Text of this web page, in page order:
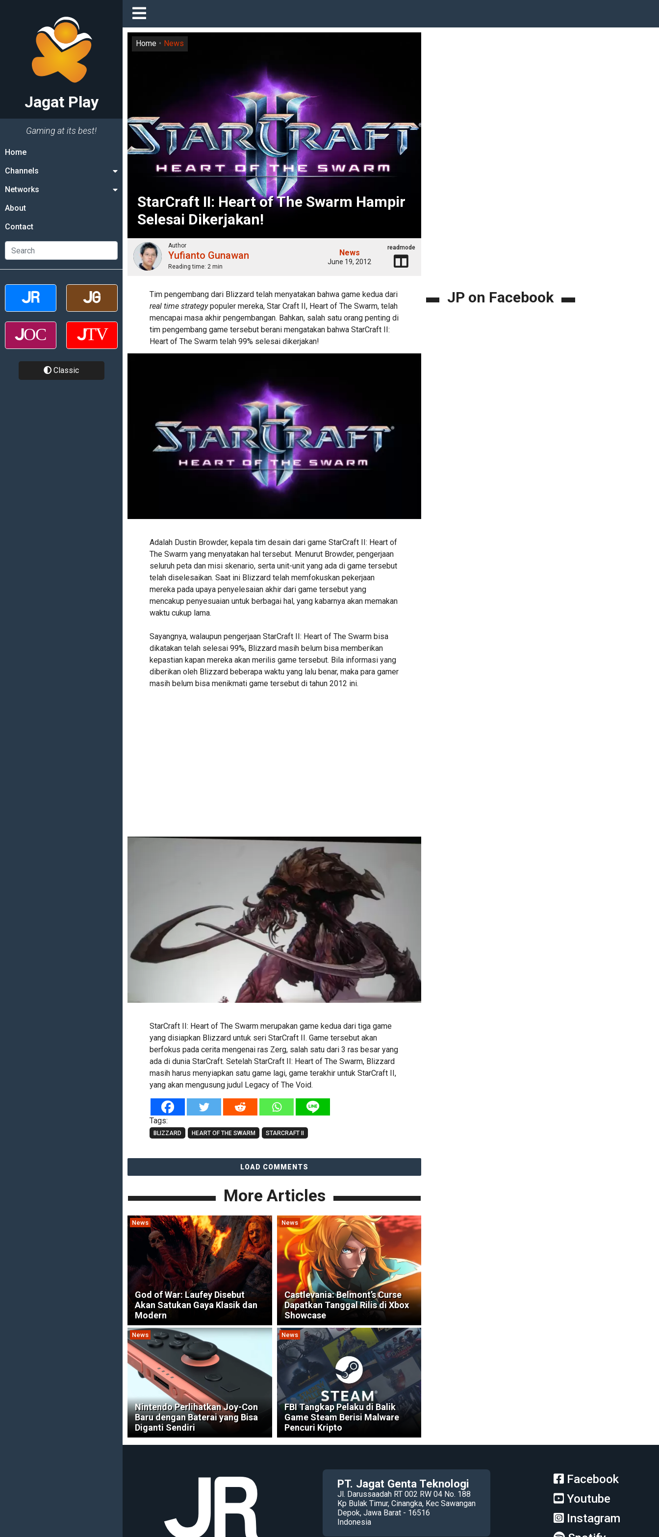
Jagat Play
Gaming at its best!
Home
Channels
Networks
About
Contact
Classic
StarCraft II: Heart of The Swarm Hampir
Selesai Dikerjakan!
Home News
Author
Yufianto Gunawan
Reading time: 2 min
News
June 19, 2012
readmode
Tim pengembang dari Blizzard telah menyatakan bahwa game kedua dari
real time strategypopuler mereka, Star Craft II, Heart of The Swarm, telah
mencapai masa akhir pengembangan. Bahkan, salah satu orang penting di
tim pengembang game tersebut berani mengatakan bahwa StarCraft II:
Heart of The Swarm telah 99% selesai dikerjakan!
Adalah Dustin Browder, kepala tim desain dari game StarCraft II: Heart of
The Swarm yang menyatakan hal tersebut. Menurut Browder, pengerjaan
seluruh peta dan misi skenario, serta unit-unit yang ada di game tersebut
telah diselesaikan. Saat ini Blizzard telah memfokuskan pekerjaan
mereka pada upaya penyelesaian akhir dari game tersebut yang
mencakup penyesuaian untuk berbagai hal, yang kabarnya akan memakan
waktu cukup lama.
Sayangnya, walaupun pengerjaan StarCraft II: Heart of The Swarm bisa
dikatakan telah selesai 99%, Blizzard masih belum bisa memberikan
kepastian kapan mereka akan merilis game tersebut. Bila informasi yang
diberikan oleh Blizzard beberapa waktu yang lalu benar, maka para gamer
masih belum bisa menikmati game tersebut di tahun 2012 ini.
StarCraft II: Heart of The Swarm merupakan game kedua dari tiga game
yang disiapkan Blizzard untuk seri StarCraft II. Game tersebut akan
berfokus pada cerita mengenai ras Zerg, salah satu dari 3 ras besar yang
ada di dunia StarCraft. Setelah StarCraft II: Heart of The Swarm, Blizzard
masih harus menyiapkan satu game lagi, game terakhir untuk StarCraft II,
yang akan mengusung judul Legacy of The Void.
Tags:
BLIZZARD HEART OF THE SWARM STARCRAFT II
LOAD COMMENTS
More Articles
News
God of War: Laufey Disebut
Akan Satukan Gaya Klasik dan
Modern
News
Castlevania: Belmont’s Curse
Dapatkan Tanggal Rilis di Xbox
Showcase
News
Nintendo Perlihatkan Joy-Con
Baru dengan Baterai yang Bisa
Diganti Sendiri
News
FBI Tangkap Pelaku di Balik
Game Steam Berisi Malware
Pencuri Kripto
JP on Facebook
PT. Jagat Genta Teknologi
Jl. Darussaadah RT 002 RW 04 No. 188
Kp Bulak Timur, Cinangka, Kec Sawangan
Depok, Jawa Barat - 16516
Indonesia
Facebook
Youtube
Instagram